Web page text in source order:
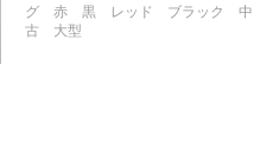
グ 赤 黒 レッド ブラック 中
古 大型